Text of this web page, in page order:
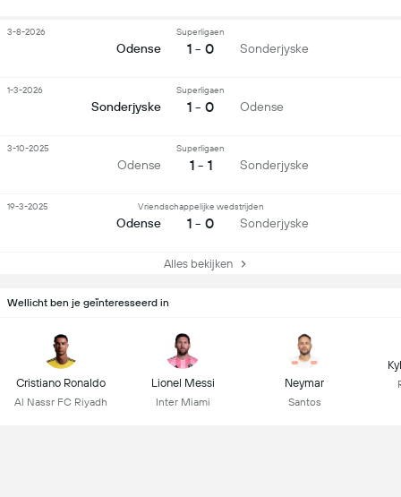
Odense
Superligaen
1 - 0 Sonderjyske
3-8-2026
Sonderjyske
Superligaen
1 - 0 Odense
1-3-2026
Odense
Superligaen
1 - 1 Sonderjyske
3-10-2025
Odense
Vriendschappelijke wedstrijden
1 - 0 Sonderjyske
19-3-2025
Alles bekijken
Wellicht ben je geïnteresseerd in
Cristiano Ronaldo
Al Nassr FC Riyadh
Lionel Messi
Inter Miami
Neymar
Santos